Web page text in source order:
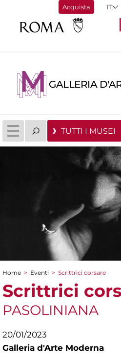
Acquista
GALLERIA
TUTTI I MUSEI
Tu sei qui
Home > Eventi > Scrittrici corsare
Scrittrici
PASOLINIANA
20/01/2023
Galleria d'Arte Moderna